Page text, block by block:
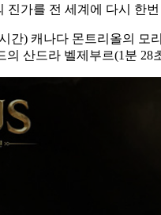
진가를 전 세계에 다시 한
간) 캐나다 몬트리올의 모
의 산드라 벨제부르(1분 28